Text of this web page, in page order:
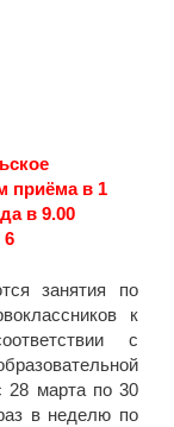
приёма в 1
в 9.00
занятия по
к
с
28 марта по 30
в неделю по